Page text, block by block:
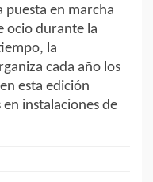
puesta en marcha
ocio durante la
la
cada año los
esta edición
instalaciones de